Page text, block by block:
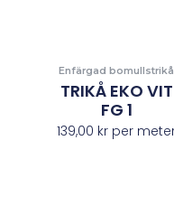
Enfärgad bomullstrikå
TRIKÅ EKO VIT
FG 1
139,00 kr per